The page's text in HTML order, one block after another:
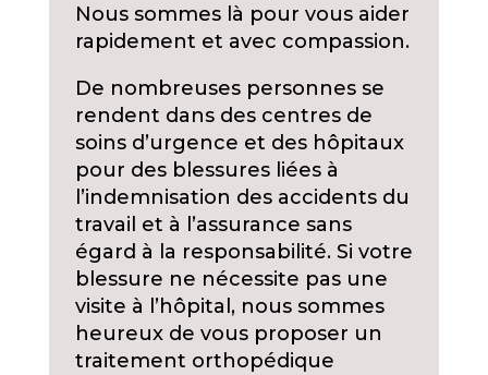
Nous sommes là pour vous aider
rapidement et avec compassion.
De nombreuses personnes se
rendent dans des centres de
soins d’urgence et des hôpitaux
pour des blessures liées à
l’indemnisation des accidents du
travail et à l’assurance sans
égard à la responsabilité. Si votre
blessure ne nécessite pas une
visite à l’hôpital, nous sommes
heureux de vous proposer un
traitement orthopédique